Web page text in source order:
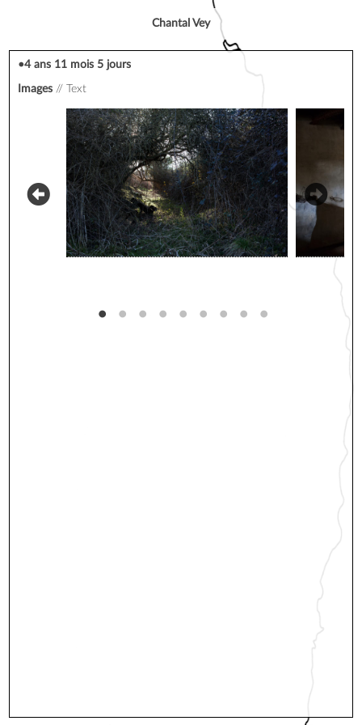
Chantal Vey
•4 ans 11 mois 5 jours
Images Text